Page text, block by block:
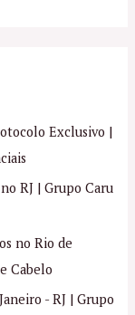
Exclusivo |
RJ | Grupo Caru
no Rio de
Cabelo
- RJ | Grupo